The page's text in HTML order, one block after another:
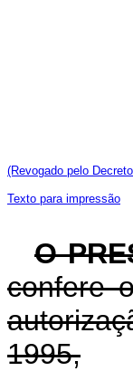
(Revogado pelo
Texto para impressão
O
confere
1995,